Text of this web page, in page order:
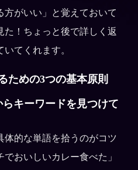
方がいい」と覚えておいて
た！ちょっと後で詳しく返
てくれます。
ための3つの基本原則
キーワードを見つけて
体的な単語を拾うのがコツ
おいしいカレー食べた」